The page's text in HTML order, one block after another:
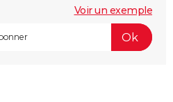
Voir un exemple